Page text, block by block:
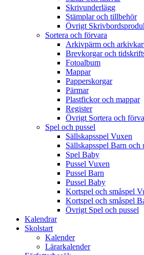
Skrivunderlägg
Stämplar och tillbehör
Övrigt
Sortera och förvara
Arkivpärm och
Brevkorgar och
Fotoalbum
Mappar
Papperskorgar
Pärmar
Plastfickor och mappar
Register
Övrigt Sortera och
Spel och pussel
Sällskapsspel Vuxen
Sällskapsspel Barn och
Spel Baby
Pussel Vuxen
Pussel Barn
Pussel Baby
Kortspel och småspel
Kortspel och småspel
Övrigt Spel och pussel
Kalendrar
Skolstart
Kalender
Lärarkalender